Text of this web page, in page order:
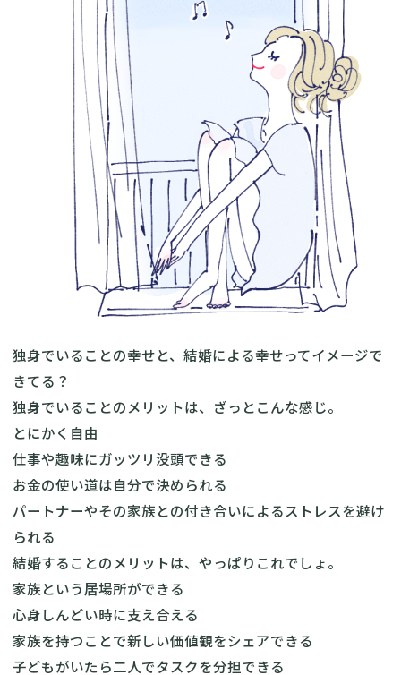
独身でいることの幸せと、結婚による幸せってイメージで
きてる？
独身でいることのメリットは、ざっとこんな感じ。
とにかく自由
仕事や趣味にガッツリ没頭できる
お金の使い道は自分で決められる
パートナーやその家族との付き合いによるストレスを避け
られる
結婚することのメリットは、やっぱりこれでしょ。
家族という居場所ができる
心身しんどい時に支え合える
家族を持つことで新しい価値観をシェアできる
子どもがいたら二人でタスクを分担できる